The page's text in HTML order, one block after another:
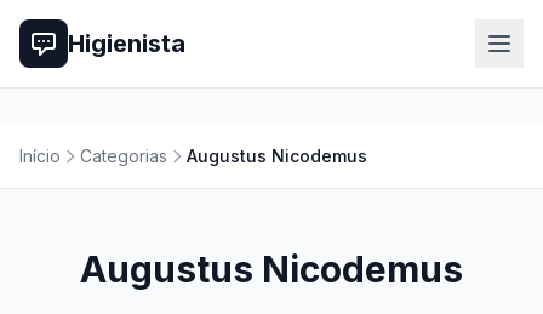
Higienista
Início Categorias Augustus Nicodemus
Augustus Nicodemus